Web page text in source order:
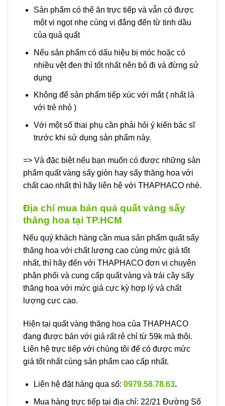
Sản phẩm có thể ăn trực tiếp và vẫn có được
một vị ngọt nhẹ cùng vị đắng đến từ tinh dầu
của quả quất
Nếu sản phẩm có dấu hiệu bị móc hoặc có
nhiều vệt đen thì tốt nhất nên bỏ đi và đừng sử
dụng
Không để sản phẩm tiếp xúc với mắt ( nhất là
với trẻ nhỏ )
Với một số thai phụ cần phải hỏi ý kiến bác sĩ
trước khi sử dụng sản phẩm này.
=> Và đặc biệt nếu bạn muốn có được những sản
phẩm quất vàng sấy giòn hay sấy thăng hoa với
chất cao nhất thì hãy liên hệ với THAPHACO nhé.
Địa chỉ mua bán quả quất vàng sấy
thăng hoa tại TP.HCM
Nếu quý khách hàng cần mua sản phẩm quất sấy
thăng hoa với chất lượng cao cùng mức giá tốt
nhất, thì hãy đến với THAPHACO đơn vị chuyên
phân phối và cung cấp quất vàng và trái cây sấy
thăng hoa với mức giá cực kỳ hợp lý và chất
lượng cực cao.
Hiện tại quất vàng thăng hoa của THAPHACO
đang được bán với giá rất rẻ chỉ từ 59k mà thôi.
Liên hệ trực tiếp với chúng tôi để có được mức
giá tốt nhất cùng sản phẩm cao cấp nhất.
Liên hệ đặt hàng qua số: 0979.58.78.63.
Mua hàng trực tiếp tại địa chỉ: 22/21 Đường Số